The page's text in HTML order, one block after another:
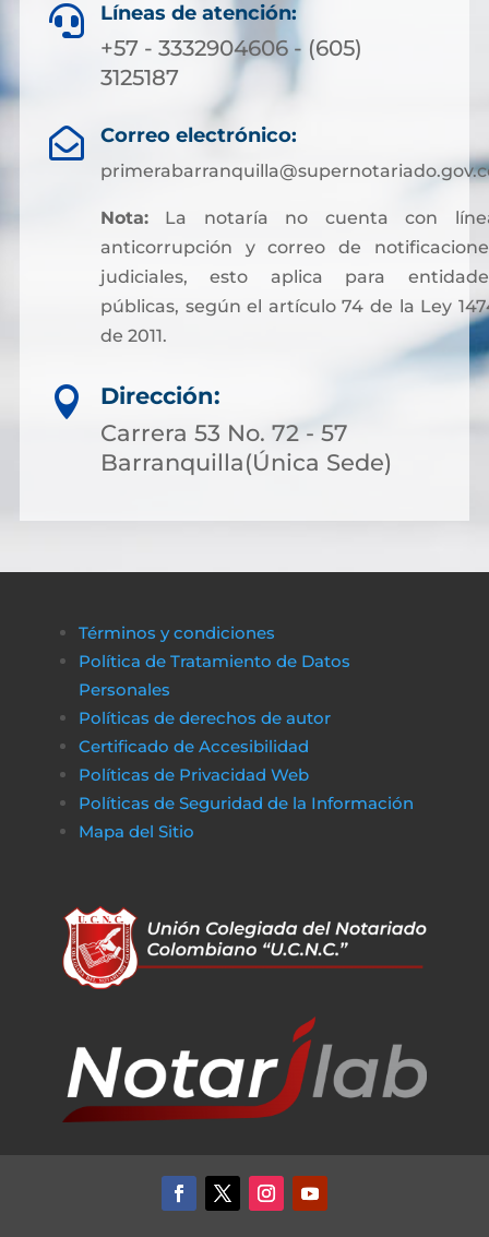
 Líneas de atención:
+57 - 3332904606 - (605)
3125187
 Correo electrónico:
Nota:La notaría no cuenta con
anticorrupción y correo de
judiciales, esto aplica para
públicas, según el artículo 74 de la Ley
de 2011.
Sin embargo, para facilitar otros trámites y
pagos asociados a servicios notariales, hoy
es posible acceder a soluciones financieras
más flexibles. Muchas personas optan por
de financiamiento rápido y transparente,
administrativo pueda completarse sin
obstáculos económicos.
De la misma manera, en
jugadores pueden disfrutar de un entorno
de juego claro y sin complicaciones. Al igual
las transacciones son seguras y rápidas, lo
que permite a los jugadores concentrarse
en lo que más importa: la experiencia de
en el del entretenimiento en línea, la
transparencia y la eficiencia son clave para
garantizar que todo funcione sin

Dirección:
Carrera 53 No. 72 - 57
Barranquilla(Única Sede)
Términos y condiciones
Política de Tratamiento de Datos
Personales
Políticas de derechos de autor
Certificado de Accesibilidad
Políticas de Privacidad Web
Políticas de Seguridad de la Información
Mapa del Sitio